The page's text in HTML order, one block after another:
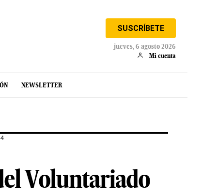
SUSCRÍBETE
jueves, 6 agosto 2026
Mi cuenta
NEWSLETTER
Voluntariado